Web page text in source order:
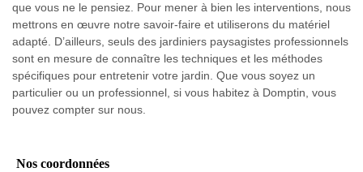
que vous ne le pensiez. Pour mener à bien les interventions, nous
mettrons en œuvre notre savoir-faire et utiliserons du matériel
adapté. D’ailleurs, seuls des jardiniers paysagistes professionnels
sont en mesure de connaître les techniques et les méthodes
spécifiques pour entretenir votre jardin. Que vous soyez un
particulier ou un professionnel, si vous habitez à Domptin, vous
pouvez compter sur nous.
Nos coordonnées